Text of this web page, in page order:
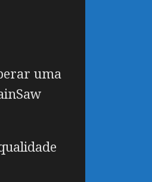
uma